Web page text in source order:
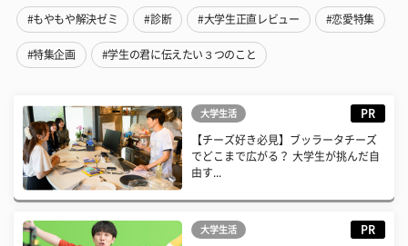
#もやもや解決ゼミ #診断 #大学生正直レビュー #恋愛特集
#特集企画 #学生の君に伝えたい３つのこと
大学生活 PR
【チーズ好き必見】ブッラータチーズ
でどこまで広がる？ 大学生が挑んだ自
由す...
大学生活 PR